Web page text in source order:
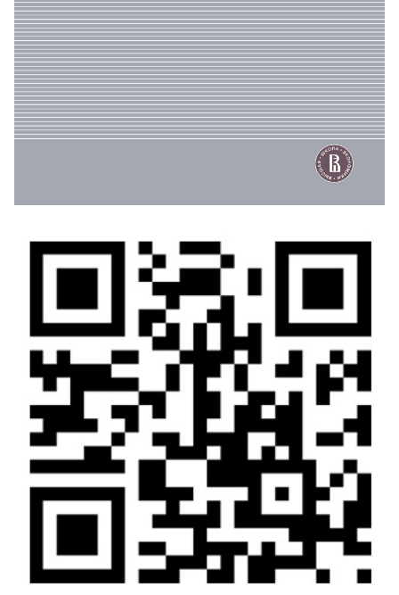
Квитанция для оплаты через Сбербанк
Образец платежного поручения
розницу журналы продаются в двух торговых точках:
Университетском книжном магазине "БукВышка" по
адресу: г. Москва, ул. Мясницкая, д. 20. Тел.: +7 (495)
772-95-90 (доб. 15429), и в здании НИУ ВШЭ на
Покровке: г. Москва, Покровский б-р, д. 11, R 103
(вход по пропускам). Тел.: +7 495 772-95-90 доб.
27744
Дополнительная информация на
сайтеhttps://iorj.hse.ru/